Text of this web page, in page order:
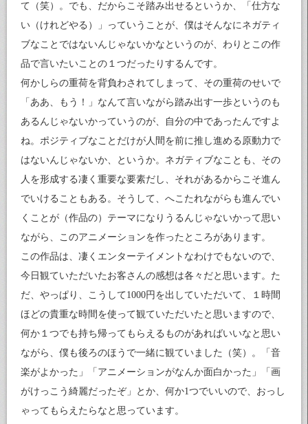
て（笑）。でも、だからこそ踏み出せるというか、「仕方な
い（けれどやる）」っていうことが、僕はそんなにネガティ
ブなことではないんじゃないかなというのが、わりとこの作
品で言いたいことの１つだったりするんです。
何かしらの重荷を背負わされてしまって、その重荷のせいで
「ああ、もう！」なんて言いながら踏み出す一歩というのも
あるんじゃないかっていうのが、自分の中であったんですよ
ね。ポジティブなことだけが人間を前に推し進める原動力で
はないんじゃないか、というか。ネガティブなことも、その
人を形成する凄く重要な要素だし、それがあるからこそ進ん
でいけることもある。そうして、へこたれながらも進んでい
くことが（作品の）テーマになりうるんじゃないかって思い
ながら、このアニメーションを作ったところがあります。
この作品は、凄くエンターテイメントなわけでもないので、
今日観ていただいたお客さんの感想は各々だと思います。た
だ、やっぱり、こうして1000円を出していただいて、１時間
ほどの貴重な時間を使って観ていただいたと思いますので、
何か１つでも持ち帰ってもらえるものがあればいいなと思い
ながら、僕も後ろのほうで一緒に観ていました（笑）。「音
楽がよかった」「アニメーションがなんか面白かった」「画
がけっこう綺麗だったぞ」とか、何か1つでいいので、おっし
ゃってもらえたらなと思っています。